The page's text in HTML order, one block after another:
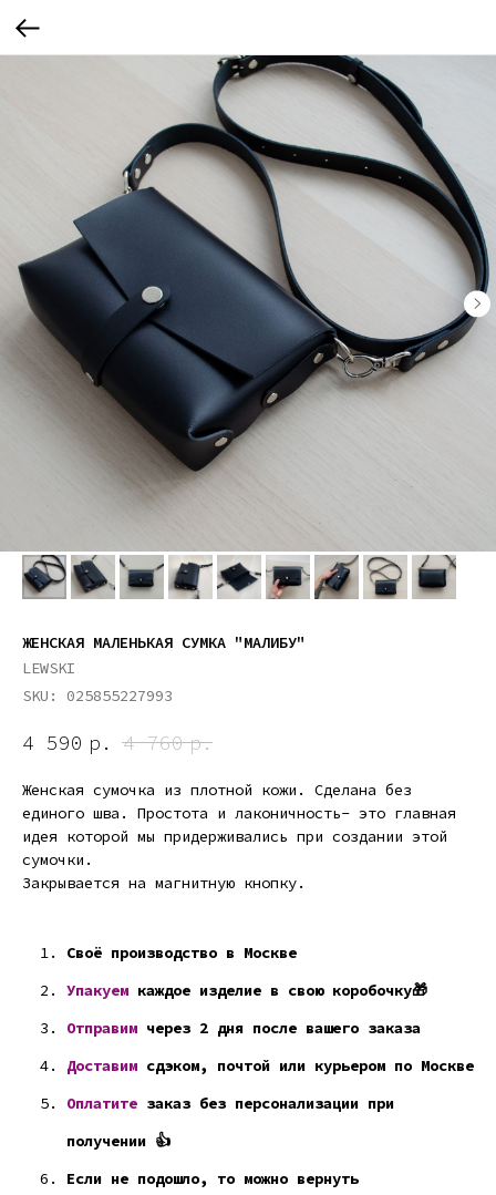
ЖЕНСКАЯ МАЛЕНЬКАЯ СУМКА "МАЛИБУ"
LEWSKI
SKU: 025855227993
4 590 р. 4 760 р.
Женская сумочка из плотной кожи. Сделана без
единого шва. Простота и лаконичность- это главная
идея которой мы придерживались при создании этой
сумочки.
Закрывается на магнитную кнопку.
Своё производство в Москве
Упакуем каждое изделие в свою коробочку🎁
Отправим через 2 дня после вашего заказа
Доставим сдэком, почтой или курьером по Москве
Оплатите заказ без персонализации при
получении 👍
Если не подошло, то можно вернуть